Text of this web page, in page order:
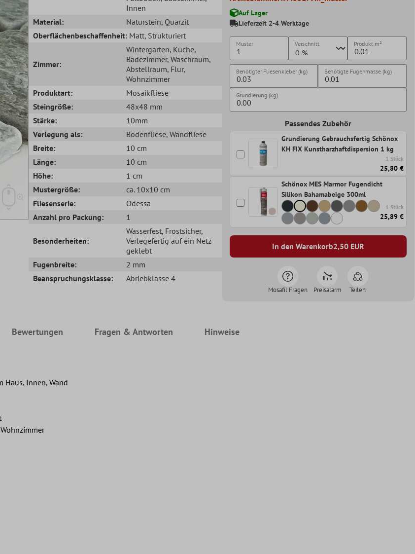
Innen
Material:
Naturstein, Quarzit
Oberflächenbeschaffenheit: Matt, Strukturiert
Zimmer:
Wintergarten, Küche,
Badezimmer, Waschraum,
Abstellraum, Flur,
Wohnzimmer
Produktart:
Mosaikfliese
Steingröße:
48x48 mm
Stärke:
10mm
Verlegung als:
Bodenfliese, Wandfliese
Breite:
10 cm
Länge:
10 cm
Höhe:
1 cm
Mustergröße:
ca. 10x10 cm
Fliesenserie:
Odessa
Anzahl pro Packung:
1
Besonderheiten:
Wasserfest, Frostsicher,
Verlegefertig auf ein Netz
geklebt
Fugenbreite:
2 mm
Beanspruchungsklasse:
Abriebklasse 4
Auf Lager
Lieferzeit 2-4 Werktage
Muster Verschnitt Produkt m²
Benötigter Fliesenkleber (kg) Benötigte Fugenmasse (kg)
Grundierung (kg)
Passendes Zubehör
Grundierung Gebrauchsfertig Schönox
KH FIX Kunstharzhaftdispersion 1 kg
1 Stück
25,80 €
Schönox MES Marmor Fugendicht
Silikon Bahamabeige 300ml
1 Stück
25,89 €
In den Warenkorb2,50EUR
Mosafil Fragen Preisalarm Teilen
Bewertungen Fragen & Antworten Hinweise
Haus, Innen, Wand